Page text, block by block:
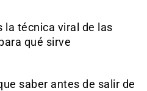
la técnica viral de las
qué sirve
saber antes de salir de